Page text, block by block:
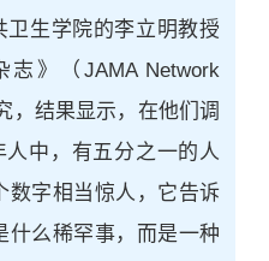
卫生学院的李立明教授
》（JAMA Network
，结果显示，在他们调
中，有五分之一的人
数字相当惊人，它告诉
什么稀罕事，而是一种